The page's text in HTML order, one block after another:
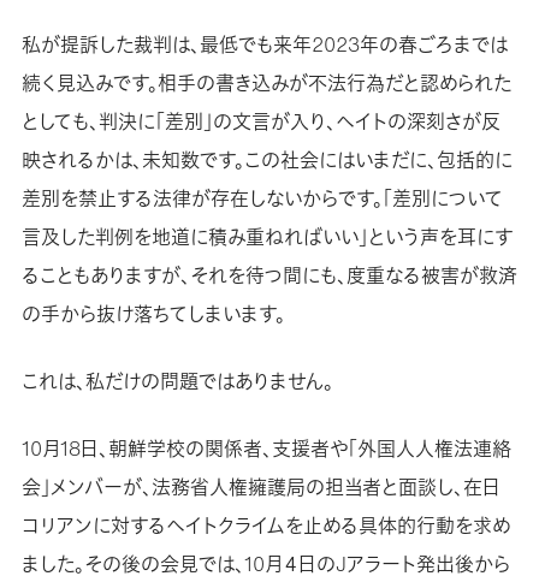
私が提訴した裁判は、最低でも来年2023年の春ごろまでは
続く見込みです。相手の書き込みが不法行為だと認められた
としても、判決に「差別」の文言が入り、ヘイトの深刻さが反
映されるかは、未知数です。この社会にはいまだに、包括的に
差別を禁止する法律が存在しないからです。「差別について
言及した判例を地道に積み重ねればいい」という声を耳にす
ることもありますが、それを待つ間にも、度重なる被害が救済
の手から抜け落ちてしまいます。
これは、私だけの問題ではありません。
10月18日、朝鮮学校の関係者、支援者や「外国人人権法連絡
会」メンバーが、法務省人権擁護局の担当者と面談し、在日
コリアンに対するヘイトクライムを止める具体的行動を求め
ました。その後の会見では、10月４日のJアラート発出後から